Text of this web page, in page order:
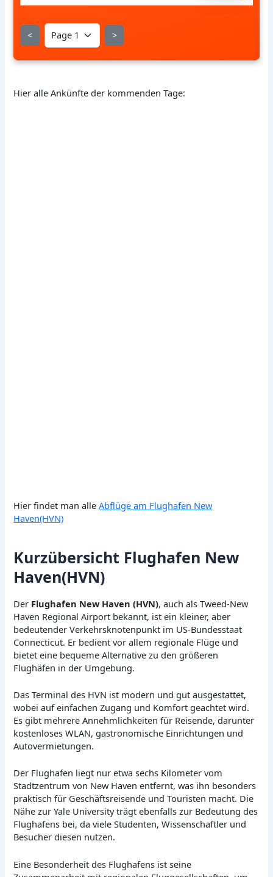
< >
Hier alle Ankünfte der kommenden Tage:
Hier findet man alleAbflüge am Flughafen New
Haven(HVN)
Kurzübersicht Flughafen New
Haven(HVN)
Der Flughafen New Haven (HVN), auch als Tweed-New
Haven Regional Airport bekannt, ist ein kleiner, aber
bedeutender Verkehrsknotenpunkt im US-Bundesstaat
Connecticut. Er bedient vor allem regionale Flüge und
bietet eine bequeme Alternative zu den größeren
Flughäfen in der Umgebung.
Das Terminal des HVN ist modern und gut ausgestattet,
wobei auf einfachen Zugang und Komfort geachtet wird.
Es gibt mehrere Annehmlichkeiten für Reisende, darunter
kostenloses WLAN, gastronomische Einrichtungen und
Autovermietungen.
Der Flughafen liegt nur etwa sechs Kilometer vom
Stadtzentrum von New Haven entfernt, was ihn besonders
praktisch für Geschäftsreisende und Touristen macht. Die
Nähe zur Yale University trägt ebenfalls zur Bedeutung des
Flughafens bei, da viele Studenten, Wissenschaftler und
Besucher diesen nutzen.
Eine Besonderheit des Flughafens ist seine